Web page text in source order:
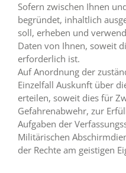
Sofern zwischen Ihnen
begründet, inhaltlich
soll, erheben und
Daten von Ihnen, soweit
erforderlich ist.
Auf Anordnung der
Einzelfall Auskunft über
erteilen, soweit dies für
Gefahrenabwehr, zur
Aufgaben der
Militärischen
der Rechte am geistigen